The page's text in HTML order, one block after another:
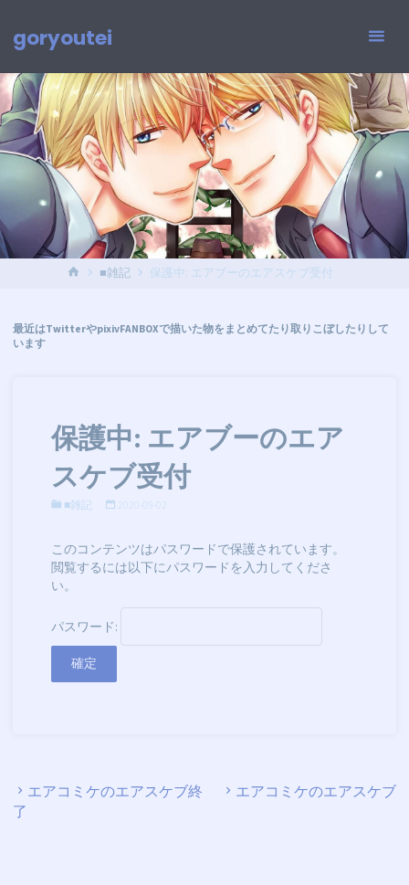
ツ
へ
ス
キ
ッ
goryoutei
ホ ■雑記 保護中: エアブーのエアスケブ受付
最近はTwitterやpixivFANBOXで描いた物をまとめてたり取りこぼしたりして
います
保護中: エアブーのエア
スケブ受付
■雑記 2020-09-02
このコンテンツはパスワードで保護されています。
閲覧するには以下にパスワードを入力してくださ
い。
パスワード:
エアコミケのエアスケブ終
了
エアコミケのエアスケブ